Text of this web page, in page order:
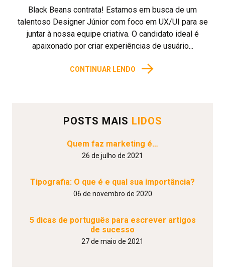
Black Beans contrata! Estamos em busca de um
talentoso Designer Júnior com foco em UX/UI para se
juntar à nossa equipe criativa. O candidato ideal é
apaixonado por criar experiências de usuário...
CONTINUAR LENDO →
POSTS MAIS LIDOS
Quem faz marketing é…
26 de julho de 2021
Tipografia: O que é e qual sua importância?
06 de novembro de 2020
5 dicas de português para escrever artigos
de sucesso
27 de maio de 2021